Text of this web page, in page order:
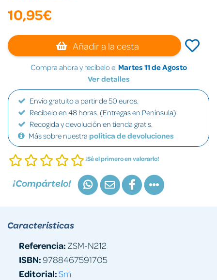
10,95€
Añadir a la cesta
Compra ahora y recíbelo el Martes 11 de Agosto
Ver detalles
Envío gratuito a partir de 50 euros.
Recíbelo en 48 horas. (Entregas en Península)
Recogida y devolución en tienda gratis.
Más sobre nuestra política de devoluciones
¡Sé el primero en valorarlo!
¡Compártelo!
Características
Referencia: ZSM-N212
ISBN:9788467591705
Editorial:Sm